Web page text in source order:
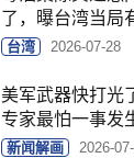
了，曝台湾当局
台湾 2026-07-28
美军武器快打光
专家最怕一事发
新闻解画 2026-